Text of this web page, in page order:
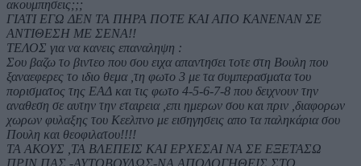
ακουμπησεις;;;
ΓΙΑΤΙ ΕΓΩ ΔΕΝ ΤΑ ΠΗΡΑ ΠΟΤΕ ΚΑΙ ΑΠΟ ΚΑΝΕΝΑΝ ΣΕ
ΑΝΤΙΘΕΣΗ ΜΕ ΣΕΝΑ!!
ΤΕΛΟΣ για να κανεις επαναληψη :
Σου βαζω το βιντεο που σου ειχα απαντησει τοτε στη Βουλη που
ξαναεφερες το ιδιο θεμα ,τη φωτο 3 με τα συμπερασματα του
πορισματος της ΕΑΔ και τις φωτο 4-5-6-7-8 που δειχνουν την
αναθεση σε αυτην την εταιρεια ,επι ημερων σου και πριν ,διαφορων
χωρων φυλαξης του Κεελπνο με εισηγησεις απο τα παληκάρια σου
Πουλη και θεοφιλατου!!!!
ΤΑ ΑΚΟΥΣ ,ΤΑ ΒΛΕΠΕΙΣ ΚΑΙ ΕΡΧΕΣΑΙ ΝΑ ΣΕ ΕΞΕΤΑΣΩ
ΠΡΙΝ ΠΑΣ -ΑΥΤΟΒΟΥΛΩΣ-ΝΑ ΑΠΟΛΟΓΗΘΕΙΣ ΣΤΟ